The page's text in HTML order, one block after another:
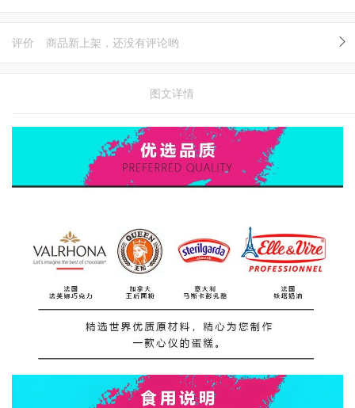
评价 商品新上架，还没有评论哟
图文详情